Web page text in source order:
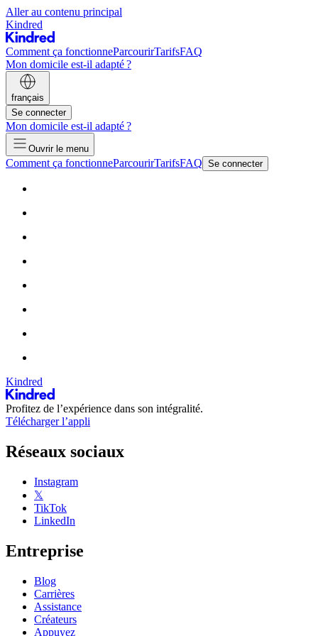
Aller au contenu principal
Kindred
Comment ça fonctionneParcourirTarifsFAQ
Mon domicile est-il adapté ?
français
Se connecter
Mon domicile est-il adapté ?
Ouvrir le menu
Comment ça fonctionneParcourirTarifsFAQ Se connecter
Kindred
Profitez de l’expérience dans son intégralité.
Télécharger l’appli
Réseaux sociaux
Instagram
𝕏
TikTok
LinkedIn
Entreprise
Blog
Carrières
Assistance
Créateurs
Appuyez